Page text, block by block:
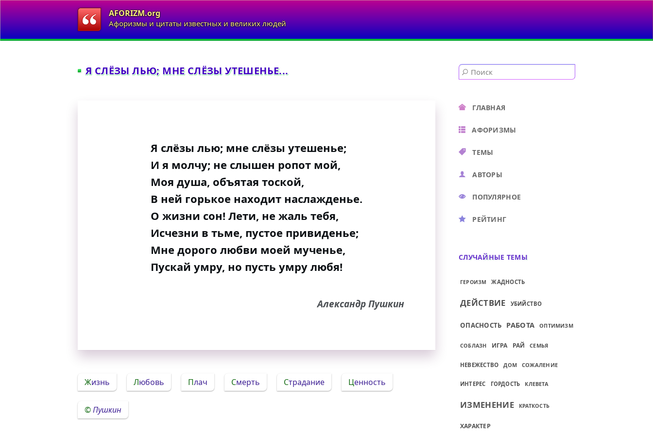
AFORIZM.org
Афоризмы и цитаты известных и великих людей
Я СЛЁЗЫ ЛЬЮ; МНЕ СЛЁЗЫ УТЕШЕНЬЕ...
Я слёзы лью; мне слёзы утешенье;
И я молчу; не слышен ропот мой,
Моя душа, объятая тоской,
В ней горькое находит наслажденье.
О жизни сон! Лети, не жаль тебя,
Исчезни в тьме, пустое привиденье;
Мне дорого любви моей мученье,
Пускай умру, но пусть умру любя!
Александр Пушкин
Жизнь Любовь Плач Смерть Страдание Ценность
Пушкин
ГЛАВНАЯ
АФОРИЗМЫ
ТЕМЫ
АВТОРЫ
ПОПУЛЯРНОЕ
РЕЙТИНГ
СЛУЧАЙНЫЕ ТЕМЫ
ГЕРОИЗМ ЖАДНОСТЬ
ДЕЙСТВИЕ УБИЙСТВО
ОПАСНОСТЬ РАБОТА ОПТИМИЗМ
СОБЛАЗН ИГРА РАЙ СЕМЬЯ
НЕВЕЖЕСТВО ДОМ СОЖАЛЕНИЕ
ИНТЕРЕС ГОРДОСТЬ КЛЕВЕТА
ИЗМЕНЕНИЕ КРАТКОСТЬ
ХАРАКТЕР